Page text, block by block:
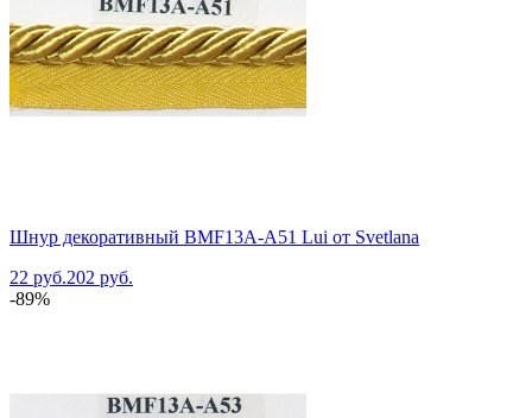
Шнур декоративный BMF13A-A51 Lui от Svetlana
22 руб.202 руб.
-89%